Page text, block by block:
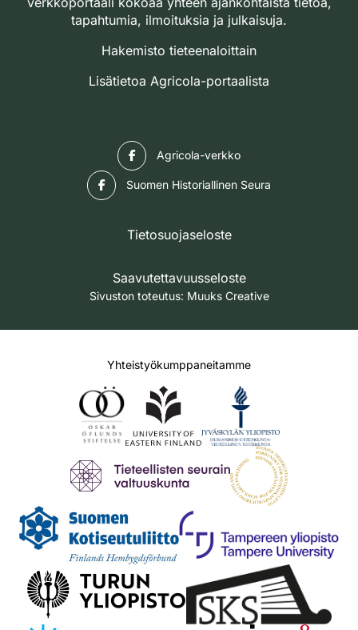
tapahtumia, ilmoituksia ja julkaisuja.
Hakemisto tieteenaloittain
Lisätietoa Agricola-portaalista
Agricola-verkko
Suomen Historiallinen Seura
Tietosuojaseloste
Saavutettavuusseloste
Sivuston toteutus: Muuks Creative
Yhteistyökumppaneitamme